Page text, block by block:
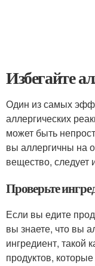
Избегайте
Один из самых
аллергических
может быть
вы аллергичны на
вещество, следует
Проверьте
Если вы едите
вы знаете, что вы
ингредиент, такой
продуктов,